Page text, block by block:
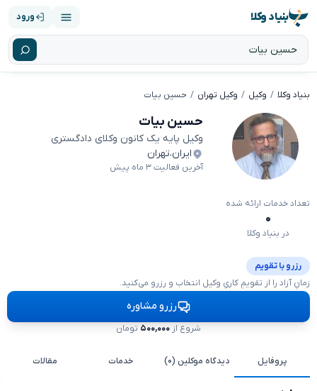
بنیاد وکلا ورود
بنیاد وکلا وکیل وکیل تهران حسین بیات
حسین بیات
وکیل پایه یک کانون وکلای دادگستری
ایران،تهران
آخرین فعالیت ۳ ماه پیش
تعداد خدمات ارائه شده
۰
در بنیاد وکلا
رزرو با تقویم
زمانِ آزاد را از تقویمِ کاریِ وکیل انتخاب و رزرو می‌کنید.
رزرو مشاوره
شروع از ۵۰۰,۰۰۰ تومان
پروفایل دیدگاه موکلین (۰) خدمات مقالات